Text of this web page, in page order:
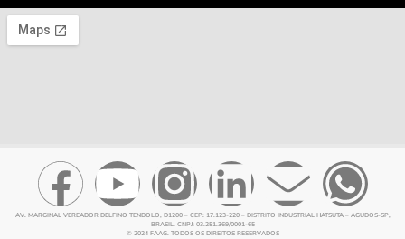
AV. MARGINAL VEREADOR DELFINO TENDOLO, D1200 – CEP: 17.123-220 – DISTRITO INDUSTRIAL HATSUTA – AGUDOS-SP,
BRASIL. CNPJ: 03.251.369/0001-65
© 2024 FAAG. TODOS OS DIREITOS RESERVADOS